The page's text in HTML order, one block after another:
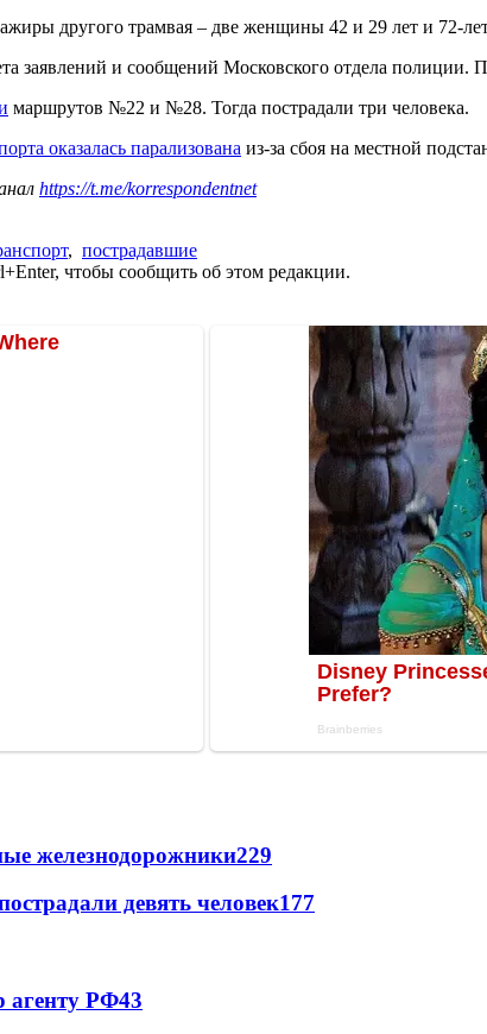
другого трамвая – две женщины 42 и 29 лет и 72-
заявлений и сообщений Московского отдела полиции.
маршрутов №22 и №28. Тогда пострадали три человека.
оказалась парализована из-за сбоя на местной
https://t.me/korrespondentnet
, пострадавшие
чтобы сообщить об этом редакции.
железнодорожники229
девять человек177
агенту РФ43